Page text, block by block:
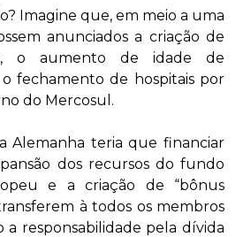
Imagine que, em meio a uma
anunciados a criação de
o aumento de idade de
fechamento de hospitais por
do Mercosul.
Alemanha teria que financiar
dos recursos do fundo
e a criação de “bônus
à todos os membros
a responsabilidade pela dívida